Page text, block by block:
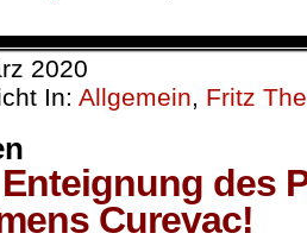
2020
In: Allgemein, Fritz
des
Curevac!